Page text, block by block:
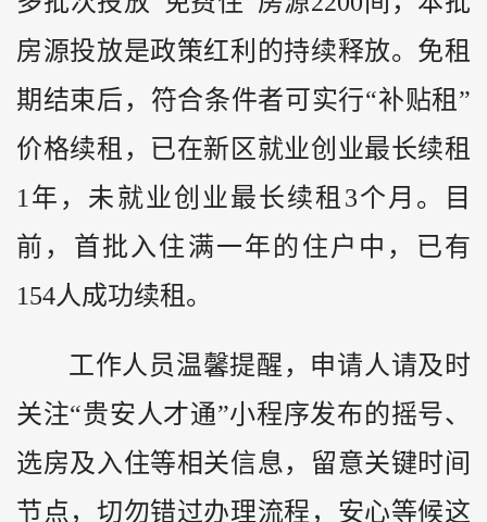
房源投放是政策红利的持续释放。免租
期结束后，符合条件者可实行“补贴租”
价格续租，已在新区就业创业最长续租
1年，未就业创业最长续租3个月。目
前，首批入住满一年的住户中，已有
154人成功续租。
工作人员温馨提醒，申请人请及时
关注“贵安人才通”小程序发布的摇号、
选房及入住等相关信息，留意关键时间
节点，切勿错过办理流程，安心等候这